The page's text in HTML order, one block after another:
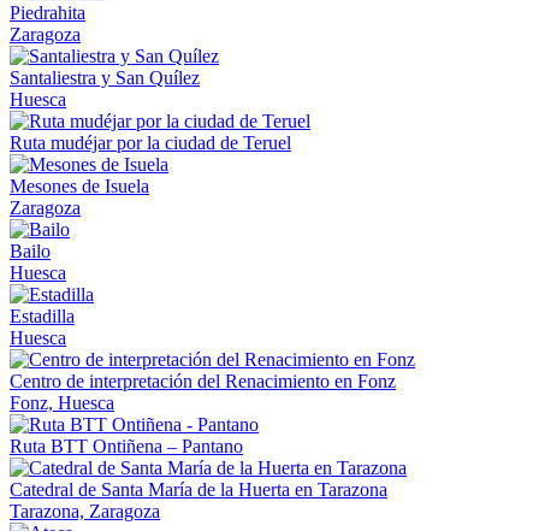
Piedrahita
Zaragoza
Santaliestra y San Quílez
Huesca
Ruta mudéjar por la ciudad de Teruel
Mesones de Isuela
Zaragoza
Bailo
Huesca
Estadilla
Huesca
Centro de interpretación del Renacimiento en Fonz
Fonz, Huesca
Ruta BTT Ontiñena – Pantano
Catedral de Santa María de la Huerta en Tarazona
Tarazona, Zaragoza